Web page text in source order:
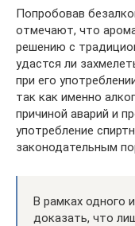
Попробовав
отмечают, что
решению с
удастся ли
при его
так как именно
причиной аварий и
употребление
законодательным
В рамках одного
доказать, что